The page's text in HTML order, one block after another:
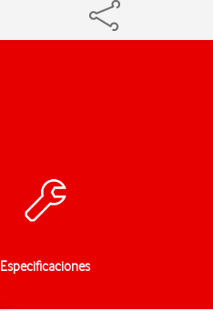
Especificaciones